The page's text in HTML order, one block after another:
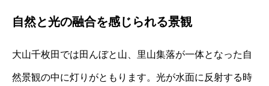
自然と光の融合を感じられる景観
大山千枚田では田んぼと山、里山集落が一体となった自
然景観の中に灯りがともります。光が水面に反射する時